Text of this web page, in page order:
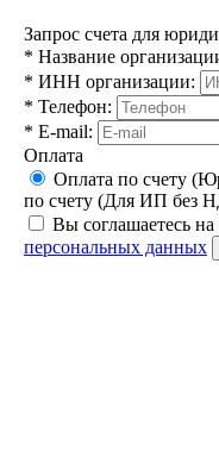
Запрос счета для
* Название
* ИНН организации:
* Телефон:
* E-mail:
Оплата
Оплата по счету
по счету (Для ИП без
Вы соглашаетесь
персональных данных